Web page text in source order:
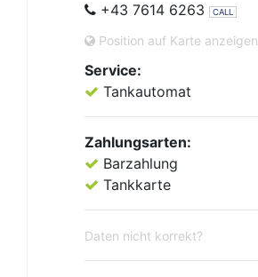
+43 7614 6263
CALL
Position auf Karte anzeigen
Service:
Tankautomat
Zahlungsarten:
Barzahlung
Tankkarte
Daten nicht korrekt?